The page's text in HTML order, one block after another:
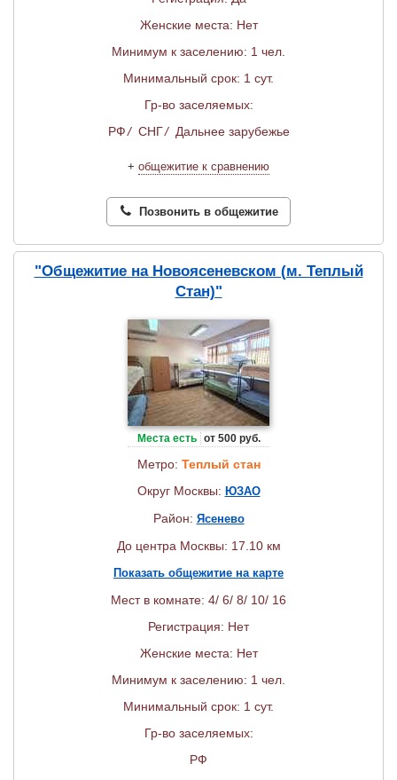
Женские места: Нет
Минимум к заселению: 1 чел.
Минимальный срок: 1 сут.
Гр-во заселяемых:
РФ/ СНГ/ Дальнее зарубежье
+ общежитие к сравнению
Позвонить в общежитие
"Общежитие на Новоясеневском (м. Теплый
Стан)"
Места есть от 500 руб.
Метро: Теплый стан
Округ Москвы: ЮЗАО
Район: Ясенево
До центра Москвы: 17.10 км
Показать общежитие на карте
Мест в комнате: 4/ 6/ 8/ 10/ 16
Регистрация: Нет
Женские места: Нет
Минимум к заселению: 1 чел.
Минимальный срок: 1 сут.
Гр-во заселяемых:
РФ